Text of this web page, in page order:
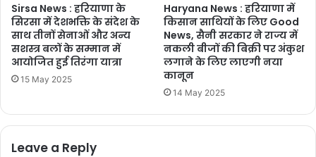
Sirsa News : हरियाणा के
सिरसा में देशभक्ति के संदेश के
साथ तीनों सेनाओं और अन्य
सशस्त्र बलों के सम्मान में
आयोजित हुई तिरंगा यात्रा
15 May 2025
Haryana News : हरियाणा में
किसान साथियों के लिए Good
News, सैनी सरकार ने राज्य में
नकली बीजों की बिक्री पर अंकुश
लगाने के लिए लाएगी नया
कानून
14 May 2025
Leave a Reply